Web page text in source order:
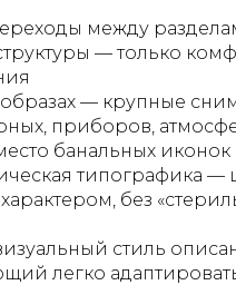
между
— только
— крупные
приборов,
банальных иконок
типографика —
без
стиль
легко